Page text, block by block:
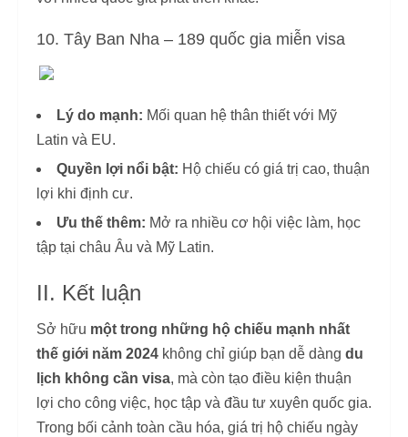
10. Tây Ban Nha – 189 quốc gia miễn visa
Lý do mạnh: Mối quan hệ thân thiết với Mỹ
Latin và EU.
Quyền lợi nổi bật: Hộ chiếu có giá trị cao, thuận
lợi khi định cư.
Ưu thế thêm: Mở ra nhiều cơ hội việc làm, học
tập tại châu Âu và Mỹ Latin.
II. Kết luận
Sở hữu một trong những hộ chiếu mạnh nhất
thế giới năm 2024 không chỉ giúp bạn dễ dàng du
lịch không cần visa, mà còn tạo điều kiện thuận
lợi cho công việc, học tập và đầu tư xuyên quốc gia.
Trong bối cảnh toàn cầu hóa, giá trị hộ chiếu ngày